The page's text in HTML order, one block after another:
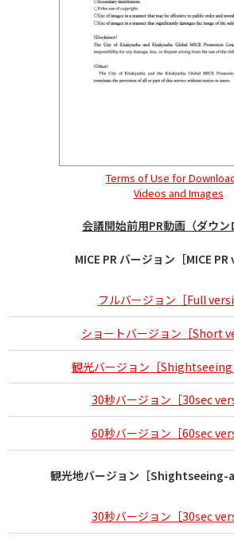
Terms of Use for
Videos and Images
会議開始前用PR動画（ダウン
MICE PR バージョン［MICE PR
フルバージョン［Full
ショートバージョン［Short
観光バージョン［Shightseeing
30秒バージョン［30sec
60秒バージョン［60sec
観光地バージョン［Shightseeing-
30秒バージョン［30sec